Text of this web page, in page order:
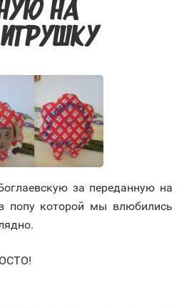
НА
за переданную на
попу которой мы влюбились